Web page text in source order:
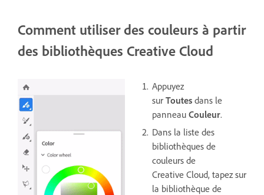
Comment utiliser des couleurs à partir
des bibliothèques Creative Cloud
Appuyez
sur Toutes dans le
panneau Couleur.
Dans la liste des
bibliothèques de
couleurs de
Creative Cloud, tapez sur
la bibliothèque de